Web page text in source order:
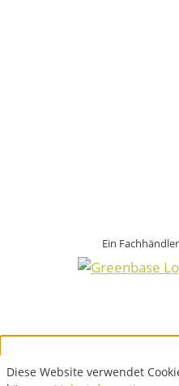
Ein
Diese Website verwendet